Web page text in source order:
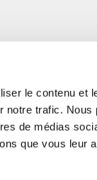
le contenu et
trafic.
de médias
que vous leur
Dorfstraße 94 15827